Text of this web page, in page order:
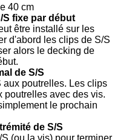
40 cm
S fixe par début
être installé sur les
d'abord les clips de S/S
alors le decking de
de S/S
aux poutrelles. Les clips
poutrelles avec des vis.
le prochain
de S/S